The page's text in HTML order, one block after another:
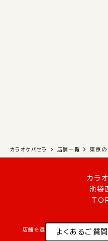
カラオケパセラ 店舗一覧 東京の
カラ
池袋
店舗を選んでWEB予約よくあるご質問
よくあるご質問